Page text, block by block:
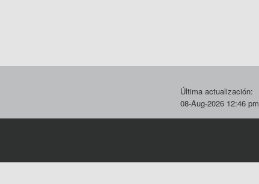
Última actualización:
08-Aug-2026 12:46 pm